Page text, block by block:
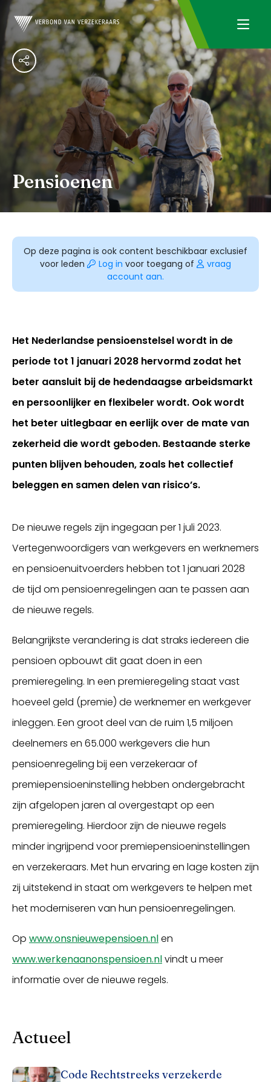
Pensioenen
Op deze pagina is ook content beschikbaar exclusief
voor leden
Log in voor toegang of
vraag
account aan.
Het Nederlandse pensioenstelsel wordt in de
periode tot 1 januari 2028 hervormd zodat het
beter aansluit bij de hedendaagse arbeidsmarkt
en persoonlijker en flexibeler wordt. Ook wordt
het beter uitlegbaar en eerlijk over de mate van
zekerheid die wordt geboden. Bestaande sterke
punten blijven behouden, zoals het collectief
beleggen en samen delen van risico’s.
De nieuwe regels zijn ingegaan per 1 juli 2023.
Vertegenwoordigers van werkgevers en werknemers
en pensioenuitvoerders hebben tot 1 januari 2028
de tijd om pensioenregelingen aan te passen aan
de nieuwe regels.
Belangrijkste verandering is dat straks iedereen die
pensioen opbouwt dit gaat doen in een
premieregeling. In een premieregeling staat vast
hoeveel geld (premie) de werknemer en werkgever
inleggen. Een groot deel van de ruim 1,5 miljoen
deelnemers en 65.000 werkgevers die hun
pensioenregeling bij een verzekeraar of
premiepensioeninstelling hebben ondergebracht
zijn afgelopen jaren al overgestapt op een
premieregeling. Hierdoor zijn de nieuwe regels
minder ingrijpend voor premiepensioeninstellingen
en verzekeraars. Met hun ervaring en lage kosten zijn
zij uitstekend in staat om werkgevers te helpen met
het moderniseren van hun pensioenregelingen.
Op www.onsnieuwepensioen.nlen
www.werkenaanonspensioen.nlvindt u meer
informatie over de nieuwe regels.
Actueel
Code Rechtstreeks verzekerde